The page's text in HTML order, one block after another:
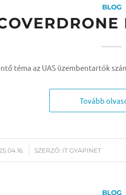
BLOG
téma az UAS üzembentartók
Tovább
SZERZŐ: IT GYAPINET
BLOG